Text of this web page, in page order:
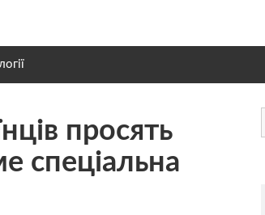
просять
спеціальна